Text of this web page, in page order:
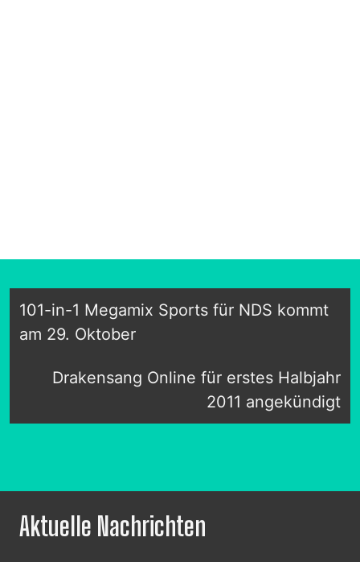
101-in-1 Megamix Sports für NDS kommt
am 29. Oktober
Drakensang Online für erstes Halbjahr
2011 angekündigt
Aktuelle Nachrichten